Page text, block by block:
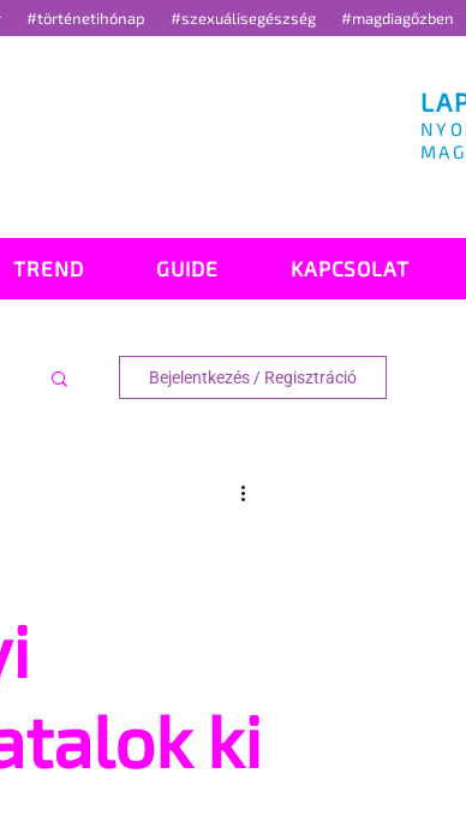
#történetihónap #szexuálisegészség #magdiagőzben
TREND GUIDE KAPCSOLAT
Bejelentkezés / Regisztráció
ki